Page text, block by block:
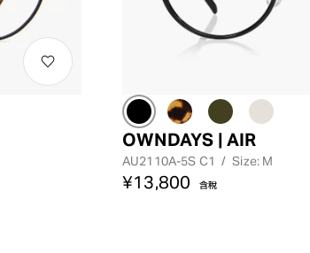
OWNDAYS | AIR
AU2110A-5S C1 / Size: M
¥13,800 含稅